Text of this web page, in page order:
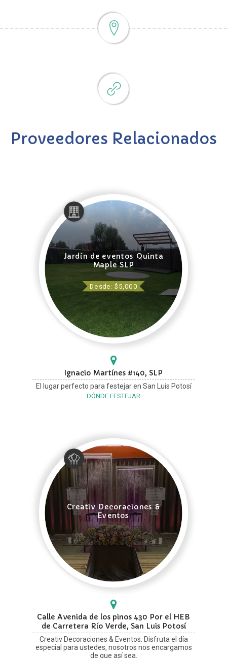
Proveedores Relacionados
Jardín de eventos Quinta
Maple SLP
Desde: $5,000
Ignacio Martínes #140, SLP
El lugar perfecto para festejar en San Luis Potosí
DÓNDE FESTEJAR
Creativ Decoraciones &
Eventos
Calle Avenida de los pinos 430 Por el HEB
de Carretera Río Verde, San Luis Potosí
Creativ Decoraciones & Eventos. Disfruta el día
especial para ustedes, nosotros nos encargamos
de que así sea.